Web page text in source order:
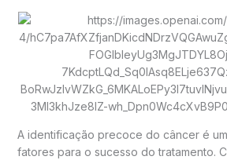
A identificação precoce do câncer é
fatores para o sucesso do tratamento.